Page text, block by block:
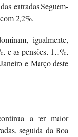
entradas Seguem-
2,2%.
igualmente,
e as pensões, 1,1%,
e Março deste
a ter maior
seguida da Boa